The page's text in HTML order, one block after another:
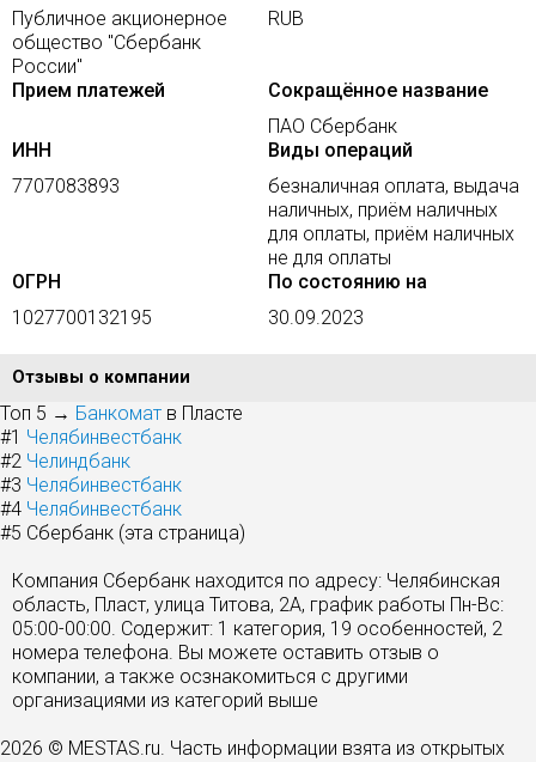
Публичное акционерное
общество "Сбербанк
России"
RUB
Прием платежей
Сокращённое название
ПАО Сбербанк
ИНН
7707083893
Виды операций
безналичная оплата, выдача
наличных, приём наличных
для оплаты, приём наличных
не для оплаты
ОГРН
1027700132195
По состоянию на
30.09.2023
Отзывы о компании
Топ 5 → Банкомат в Пласте
#1 Челябинвестбанк
#2 Челиндбанк
#3 Челябинвестбанк
#4 Челябинвестбанк
#5 Сбербанк (эта страница)
Компания Сбербанк находится по адресу: Челябинская
область, Пласт, улица Титова, 2А, график работы Пн-Вс:
05:00-00:00. Содержит: 1 категория, 19 особенностей, 2
номера телефона. Вы можете оставить отзыв о
компании, а также осзнакомиться с другими
организациями из категорий выше
2026 © MESTAS.ru. Часть информации взята из открытых